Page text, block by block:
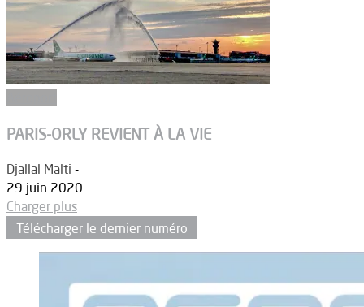
PARIS-ORLY REVIENT À LA VIE
Djallal Malti -
29 juin 2020
Charger plus
Télécharger le dernier numéro